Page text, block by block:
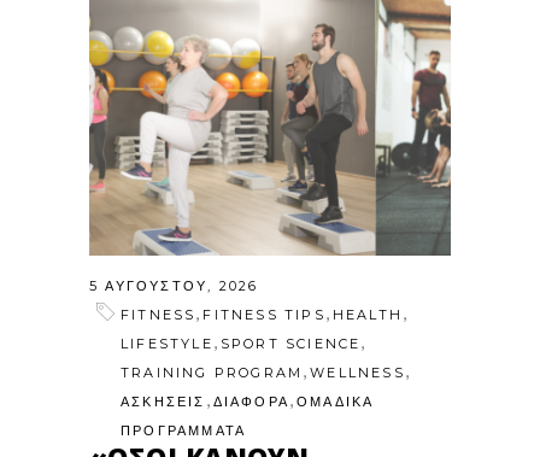
5 ΑΥΓΟΎΣΤΟΥ, 2026
FITNESS , FITNESS TIPS , HEALTH ,
LIFESTYLE , SPORT SCIENCE ,
TRAINING PROGRAM ,WELLNESS ,
ΑΣΚΗΣΕΙΣ , ΔΙΑΦΟΡΑ ,ΟΜΑΔΙΚΑ
ΠΡΟΓΡΑΜΜΑΤΑ